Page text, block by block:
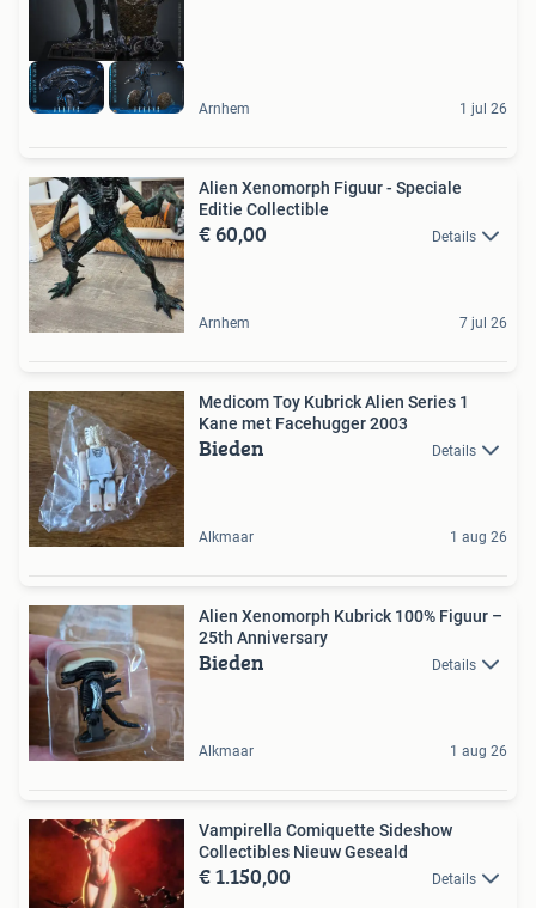
Arnhem 1 jul 26
Alien Xenomorph Figuur - Speciale
Editie Collectible
€ 60,00 Details
Arnhem 7 jul 26
Medicom Toy Kubrick Alien Series 1
Kane met Facehugger 2003
Bieden Details
Alkmaar 1 aug 26
Alien Xenomorph Kubrick 100% Figuur –
25th Anniversary
Bieden Details
Alkmaar 1 aug 26
Vampirella Comiquette Sideshow
Collectibles Nieuw Geseald
€ 1.150,00 Details